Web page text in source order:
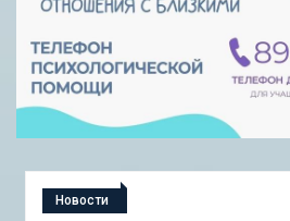
Новости